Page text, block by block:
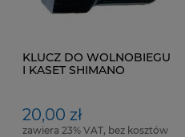
KLUCZ DO WOLNOBIEGU
I KASET SHIMANO
20,00 zł
zawiera 23% VAT, bez kosztów